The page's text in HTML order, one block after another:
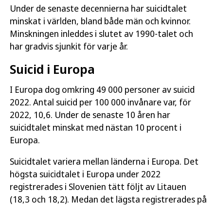
Under de senaste decennierna har suicidtalet
minskat i världen, bland både män och kvinnor.
Minskningen inleddes i slutet av 1990-talet och
har gradvis sjunkit för varje år.
Suicid i Europa
I Europa dog omkring 49 000 personer av suicid
2022. Antal suicid per 100 000 invånare var, för
2022, 10,6. Under de senaste 10 åren har
suicidtalet minskat med nästan 10 procent i
Europa.
Suicidtalet variera mellan länderna i Europa. Det
högsta suicidtalet i Europa under 2022
registrerades i Slovenien tätt följt av Litauen
(18,3 och 18,2). Medan det lägsta registrerades på